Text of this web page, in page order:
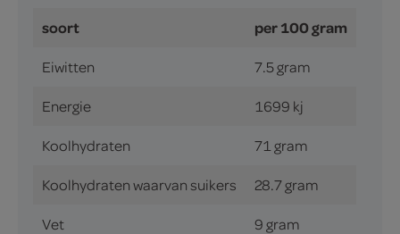
soort per 100 gram
Eiwitten 7.5 gram
Energie 1699 kj
Koolhydraten 71 gram
Koolhydraten waarvan suikers 28.7 gram
Vet 9 gram